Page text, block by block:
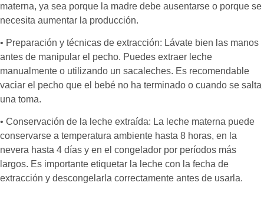
materna, ya sea porque la madre debe ausentarse o porque se
necesita aumentar la producción.
• Preparación y técnicas de extracción: Lávate bien las manos
antes de manipular el pecho. Puedes extraer leche
manualmente o utilizando un sacaleches. Es recomendable
vaciar el pecho que el bebé no ha terminado o cuando se salta
una toma.
• Conservación de la leche extraída: La leche materna puede
conservarse a temperatura ambiente hasta 8 horas, en la
nevera hasta 4 días y en el congelador por períodos más
largos. Es importante etiquetar la leche con la fecha de
extracción y descongelarla correctamente antes de usarla.